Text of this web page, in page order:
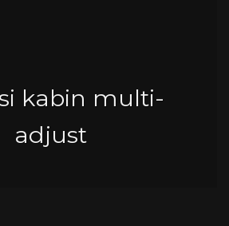
kabin multi-
adjust